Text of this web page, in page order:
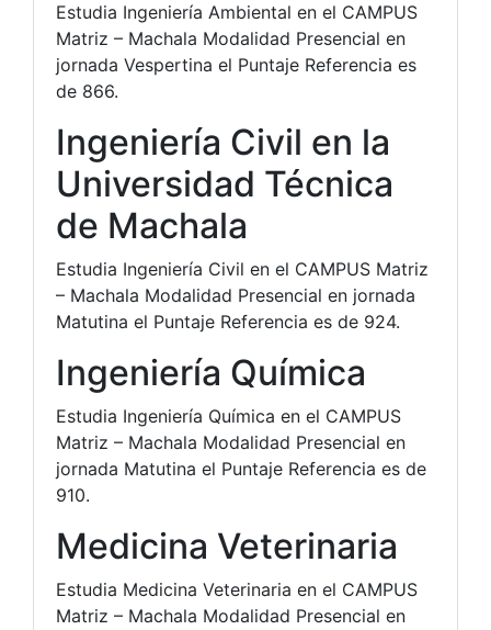
Estudia Ingeniería Ambiental en el CAMPUS
Matriz – Machala Modalidad Presencial en
jornada Vespertina el Puntaje Referencia es
de 866.
Ingeniería Civil en la
Universidad Técnica
de Machala
Estudia Ingeniería Civil en el CAMPUS Matriz
– Machala Modalidad Presencial en jornada
Matutina el Puntaje Referencia es de 924.
Ingeniería Química
Estudia Ingeniería Química en el CAMPUS
Matriz – Machala Modalidad Presencial en
jornada Matutina el Puntaje Referencia es de
910.
Medicina Veterinaria
Estudia Medicina Veterinaria en el CAMPUS
Matriz – Machala Modalidad Presencial en